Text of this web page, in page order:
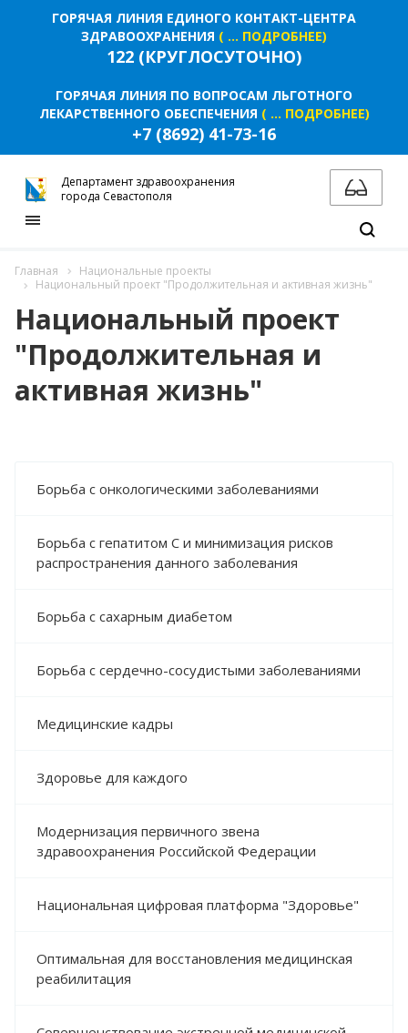
Главная
Национальные проекты
Национальный проект "Продолжительная и активная жизнь"
Национальный проект
"Продолжительная и
активная жизнь"
Борьба с онкологическими заболеваниями
Борьба с гепатитом С и минимизация рисков
распространения данного заболевания
Борьба с сахарным диабетом
Борьба с сердечно-сосудистыми заболеваниями
Медицинские кадры
Здоровье для каждого
Модернизация первичного звена
здравоохранения Российской Федерации
Национальная цифровая платформа "Здоровье"
Оптимальная для восстановления медицинская
реабилитация
ГОРЯЧАЯ ЛИНИЯ ЕДИНОГО КОНТАКТ-ЦЕНТРА
ЗДРАВООХРАНЕНИЯ ( ... ПОДРОБНЕЕ)
122 (КРУГЛОСУТОЧНО)
ГОРЯЧАЯ ЛИНИЯ ПО ВОПРОСАМ ЛЬГОТНОГО
ЛЕКАРСТВЕННОГО ОБЕСПЕЧЕНИЯ ( ... ПОДРОБНЕЕ)
+7 (8692) 41-73-16
Департамент здравоохранения
города Севастополя